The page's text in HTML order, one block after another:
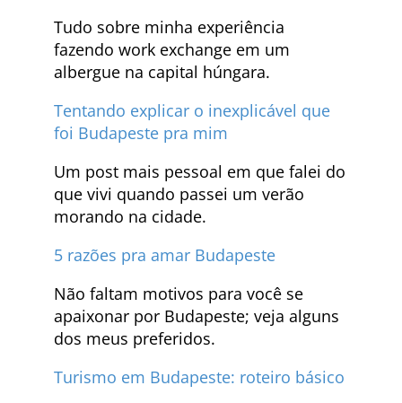
Tudo sobre minha experiência
fazendo work exchange em um
albergue na capital húngara.
Tentando explicar o inexplicável que
foi Budapeste pra mim
Um post mais pessoal em que falei do
que vivi quando passei um verão
morando na cidade.
5 razões pra amar Budapeste
Não faltam motivos para você se
apaixonar por Budapeste; veja alguns
dos meus preferidos.
Turismo em Budapeste: roteiro básico